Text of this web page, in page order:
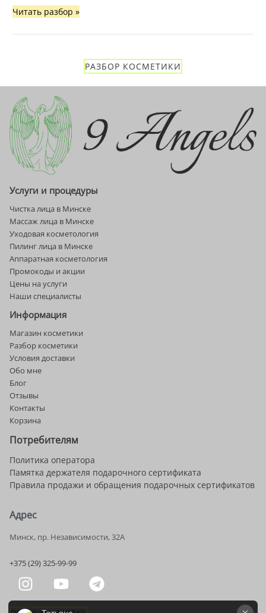
CeraVe
Увлажняющий
и
очень
сухой
кожи
лица
и
тела
Читать разбор »
РАЗБОР КОСМЕТИКИ
Услуги и процедуры
Чистка лица в Минске
Массаж лица в Минске
Уходовая косметология
Пилинг лица в Минске
Аппаратная косметология
Промокоды и акции
Цены на услуги
Наши специалисты
Информация
Магазин косметики
Разбор косметики
Условия доставки
Обо мне
Блог
Отзывы
Контакты
Корзина
Потребителям
Политика оператора
Памятка держателя подарочного сертификата
Правила продажи и обращения подарочных сертификатов
Адрес
Минск, пр. Независимости, 32А
+375 (29) 325-99-99